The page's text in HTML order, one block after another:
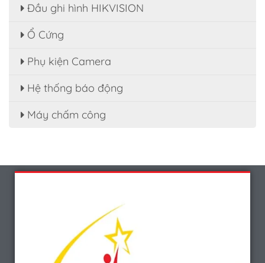
Đầu ghi hình HIKVISION
Ổ Cứng
Phụ kiện Camera
Hệ thống báo động
Máy chấm công